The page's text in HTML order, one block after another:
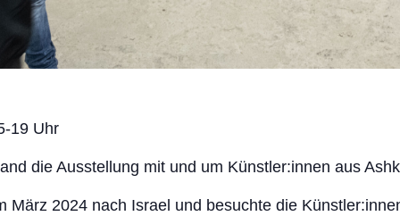
19 Uhr
die Ausstellung mit und um Künstler:innen aus
2024 nach Israel und besuchte die